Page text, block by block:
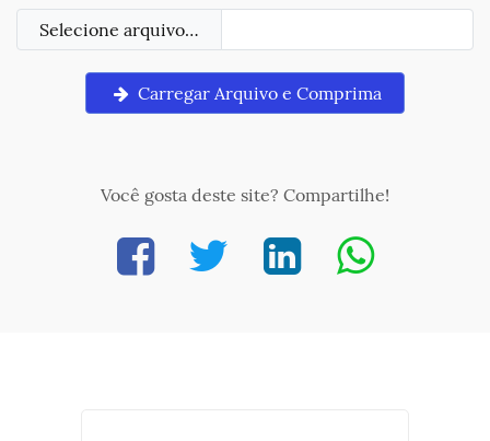
Selecione arquivo…
Carregar Arquivo e Comprima
Você gosta deste site? Compartilhe!